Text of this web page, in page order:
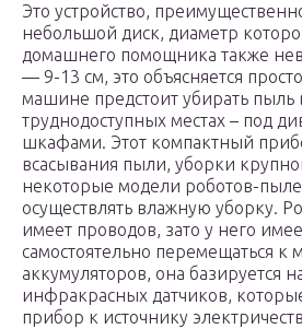
Это устройство,
небольшой диск, диаметр
домашнего помощника также
— 9-13 см, это объясняется
машине предстоит убирать пыль
труднодоступных местах – под
шкафами. Этот компактный
всасывания пыли, уборки
некоторые модели роботов-
осуществлять влажную уборку.
имеет проводов, зато у него
самостоятельно перемещаться к
аккумуляторов, она базируется
инфракрасных датчиков,
прибор к источнику